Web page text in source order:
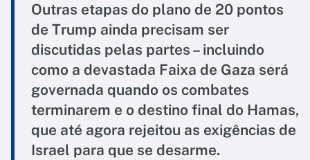
Outras etapas do plano de 20 pontos
de Trump ainda precisam ser
discutidas pelas partes – incluindo
como a devastada Faixa de Gaza será
governada quando os combates
terminarem e o destino final do Hamas,
que até agora rejeitou as exigências de
Israel para que se desarme.